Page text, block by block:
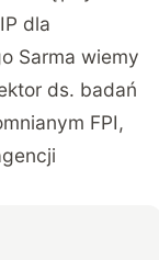
dla
Sarma wiemy
ds. badań
FPI,